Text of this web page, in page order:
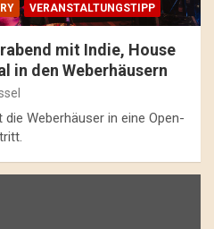
VERANSTALTUNGSTIPP
mit Indie, House
in den Weberhäusern
Weberhäuser in eine Open-